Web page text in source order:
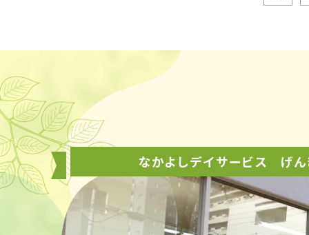
なかよしデイサービス げん